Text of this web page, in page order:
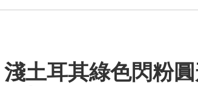
淺土耳其綠色閃粉圓